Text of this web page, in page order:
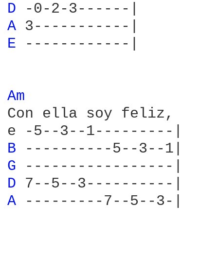
D
A
E
------------|
Am
Con ella soy feliz,
B
G
D
A
---------7--5--3-|